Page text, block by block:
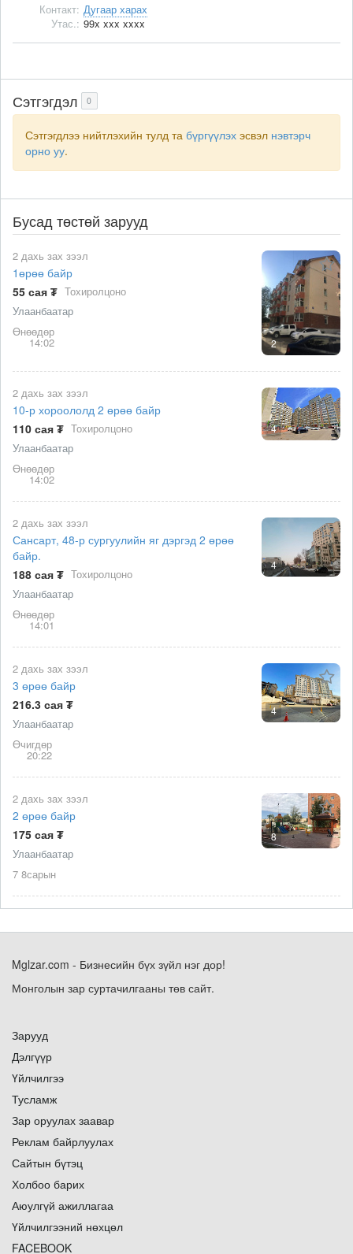
Контакт: Дугаар харах
Утас.: 99x xxx xxxx
Сэтгэгдэл 0
Сэтгэгдлээ нийтлэхийн тулд та бүргүүлэх эсвэл нэвтэрч
орно уу.
Бусад төстөй зарууд
2
2 дахь зах зээл
1өрөө байр
55 сая ₮ Тохиролцоно
Улаанбаатар
Өнөөдөр
14:02
4
2 дахь зах зээл
10-р хороололд 2 өрөө байр
110 сая ₮ Тохиролцоно
Улаанбаатар
Өнөөдөр
14:02
4
2 дахь зах зээл
Сансарт, 48-р сургуулийн яг дэргэд 2 өрөө
байр.
188 сая ₮ Тохиролцоно
Улаанбаатар
Өнөөдөр
14:01
4
2 дахь зах зээл
3 өрөө байр
216.3 сая ₮
Улаанбаатар
Өчигдөр
20:22
8
2 дахь зах зээл
2 өрөө байр
175 сая ₮
Улаанбаатар
7 8сарын
Mglzar.com - Бизнесийн бүх зүйл нэг дор!
Монголын зар суртачилгааны төв сайт.
Зарууд
Дэлгүүр
Үйлчилгээ
Тусламж
Зар оруулах заавар
Реклам байрлуулах
Сайтын бүтэц
Холбоо барих
Аюулгүй ажиллагаа
Үйлчилгээний нөхцөл
FACEBOOK